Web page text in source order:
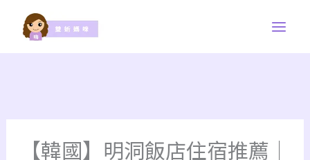
【韓國】明洞飯店住宿推薦｜